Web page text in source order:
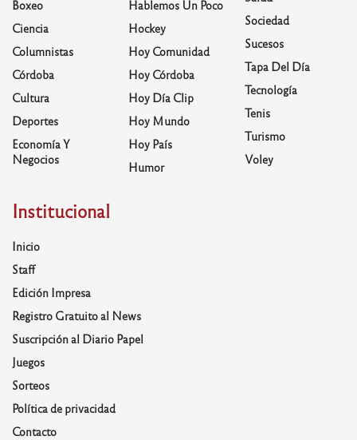
Boxeo
Ciencia
Columnistas
Córdoba
Cultura
Deportes
Economía Y
Negocios
Hablemos Un Poco
Hockey
Hoy Comunidad
Hoy Córdoba
Hoy Día Clip
Hoy Mundo
Hoy País
Humor
Sociedad
Sucesos
Tapa Del Día
Tecnología
Tenis
Turismo
Voley
Institucional
Inicio
Staff
Edición Impresa
Registro Gratuito al News
Suscripción al Diario Papel
Juegos
Sorteos
Política de privacidad
Contacto